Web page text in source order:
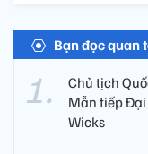
Bạn đọc quan
Chủ tịch
Mẫn tiếp Đại
Wicks